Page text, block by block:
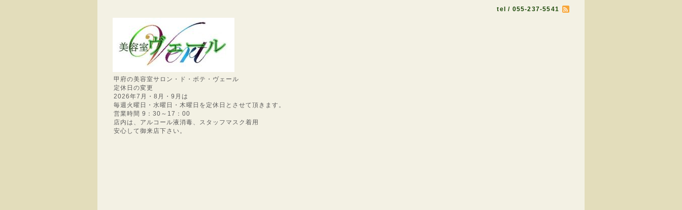
tel / 055-237-5541
甲府の美容室サロン・ド・ボテ・ヴェール
定休日の変更
2026年7月・8月・9月は
毎週火曜日・水曜日・木曜日を定休日とさせて頂きます。
営業時間 9：30～17：00
店内は、アルコール液消毒、スタッフマスク着用
安心して御来店下さい。